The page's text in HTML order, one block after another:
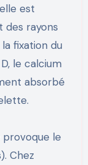
est
des rayons
fixation du
le calcium
absorbé
provoque le
Chez